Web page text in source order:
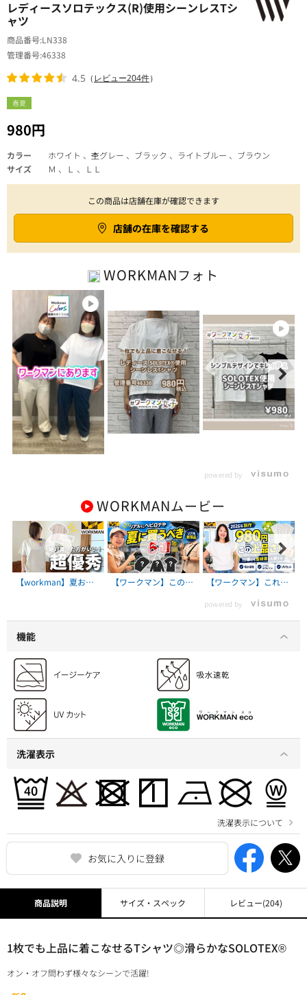
レディースソロテックス(R)使用シーンレスTシ
ャツ
春夏
980円
商品番号 LN338
管理番号46338
4.5 （レビュー204件）
お気に入りに登録
カラー
ホワイト 、杢グレー 、ブラック 、ライトブルー 、ブラウン
サイズ
Ｍ 、Ｌ 、ＬＬ
この商品は店舗在庫が確認できます
店舗の在庫を確認する
WORKMANフォト
powered by
WORKMANムービー
【workman】夏おす
マン】
【ワークマン】この
6選
【ワークマン】これ
に着こなせるワークマ
ン新作Tシャツ
powered by
機能
洗濯表示
洗濯表示について
商品説明
1枚でも上品に着こなせるTシャツ◎滑らかなSOLOTEX®
オン・オフ問わず様々なシーンで活躍!
サイズ・スペック レビュー(204)